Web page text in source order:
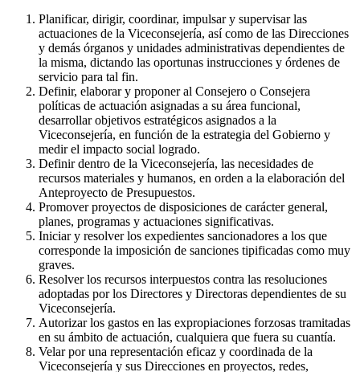
Planificar, dirigir, coordinar, impulsar y supervisar las
actuaciones de la Viceconsejería, así como de las Direcciones
y demás órganos y unidades administrativas dependientes de
la misma, dictando las oportunas instrucciones y órdenes de
servicio para tal fin.
Definir, elaborar y proponer al Consejero o Consejera
políticas de actuación asignadas a su área funcional,
desarrollar objetivos estratégicos asignados a la
Viceconsejería, en función de la estrategia del Gobierno y
medir el impacto social logrado.
Definir dentro de la Viceconsejería, las necesidades de
recursos materiales y humanos, en orden a la elaboración del
Anteproyecto de Presupuestos.
Promover proyectos de disposiciones de carácter general,
planes, programas y actuaciones significativas.
Iniciar y resolver los expedientes sancionadores a los que
corresponde la imposición de sanciones tipificadas como muy
graves.
Resolver los recursos interpuestos contra las resoluciones
adoptadas por los Directores y Directoras dependientes de su
Viceconsejería.
Autorizar los gastos en las expropiaciones forzosas tramitadas
en su ámbito de actuación, cualquiera que fuera su cuantía.
Velar por una representación eficaz y coordinada de la
Viceconsejería y sus Direcciones en proyectos, redes,